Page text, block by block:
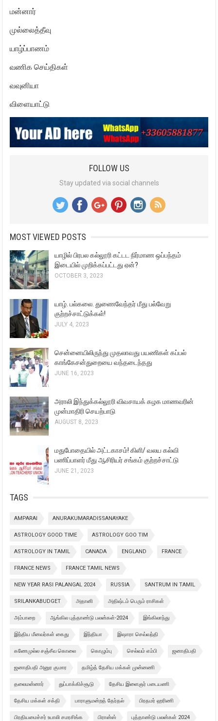
மன்னார்
முல்லைத்தீவு
யாழ்ப்பாணம்
வணிக செய்திகள்
வவுனியா
விளையாட்டு
FOLLOW US
Stay updated via social channels
MOST VIEWED POSTS
யாழில் பிரபல கல்லூரி கட்டட நிர்மாண ஒப்பந்தம்
இடையில் முறிக்கப்பட்டது ஏன்?
OCTOBER 3, 2023
யாழ். பல்கலை. துணைவேந்தர் மீது பல்வேறு
குற்றச்சாட்டுக்கள்!
JULY 4, 2023
சென்னையிலிருந்து முதலாவது பயணிகள் கப்பல்
காங்கேசன்துறையை வந்தடைந்தது
JUNE 16, 2023
அராலி இந்துக்கல்லூரி விவசாயக் கழக மாணவரின்
முன்மாதிரி செயற்பாடு
AUGUST 8, 2023
மதுபோதையில் அட்டகாசம்! கிளி/ வலய கல்வி
பணிப்பாளர் மீது ஆசிரியர் சங்கம் குற்றச்சாட்டு
JUNE 21, 2023
TAGS
AMPARAI ANURAKUMARADISSANAYAKE
ASTROLOGY GOOD TIME ASTROLOGY GOO TIM
ASTROLOGY IN TAMIL CANADA ENGLAND FRANCE
FRANCE NEWS FRANCE TAMIL NEWS
NEW YEAR RASI PALANGAL 2024 RUSSIA SANTRUM IN TAMIL
SRILANKABUDGET அதானி அதிஷ்டம் பெரும் ராசிகள்
அம்பாறை ஆங்கில புத்தாண்டு பலன்கள்-2024 இங்கிலாந்து
இந்திய மீனவர்கள் கைது இந்தியா இஷாரா செவ்வந்தி
கணேமுல்ல சஞ்சீவ கொலை கொழும்பு செல்வம் எம்பி ஜனாதிபதி
ஜனாதிபதி அனுர குமார தமிழ்த் தேசிய மக்கள் முன்னணி
தலைமன்னார் துப்பாக்கிச்சூடு தேசிய இளைஞர் படையணி
தேசிய மக்கள் சக்தி பாராளுமன்றத் தேர்தல் பிரதமர் ஹரிணி
பிரதியமைச்சர் உபாலி சமரசிங்க பிரான்ஸ் புத்தாண்டு பலன்கள் 2024